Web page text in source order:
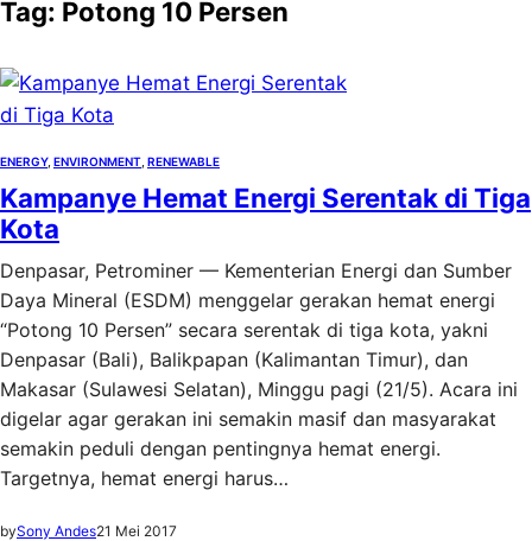
Tag: Potong 10 Persen
ENERGY, ENVIRONMENT RENEWABLE
Kampanye Hemat Energi Serentak di Tiga
Kota
Denpasar, Petrominer — Kementerian Energi dan Sumber
Daya Mineral (ESDM) menggelar gerakan hemat energi
“Potong 10 Persen” secara serentak di tiga kota, yakni
Denpasar (Bali), Balikpapan (Kalimantan Timur), dan
Makasar (Sulawesi Selatan), Minggu pagi (21/5). Acara ini
digelar agar gerakan ini semakin masif dan masyarakat
semakin peduli dengan pentingnya hemat energi.
Targetnya, hemat energi harus…
bySony Andes21 Mei 2017